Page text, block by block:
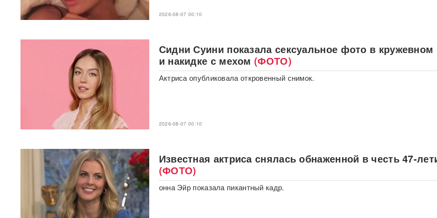
терпение»: Россия взяла под
контроль Черное море
«93 метра под землей»:
Зеленского спрятали в
бункер после мощного удара
"Мешали жить проблемы":
друг Усольцевых получил от
них загадочное послание
«Работа не прекращается ни
дронов на Украине, где
выпускают 200 БПЛА в сутки
Масштабный сбой интернета
произошел по всей России:
перестали открываться
сайты и приложения
2026-08-07 00:10
Сидни Суини показала сексуальное фото в кружевном
и накидке с мехом (ФОТО)
Актриса опубликовала откровенный снимок.
2026-08-07 00:10
Известная актриса снялась обнаженной в честь 47-
(ФОТО)
онна Эйр показала пикантный кадр.